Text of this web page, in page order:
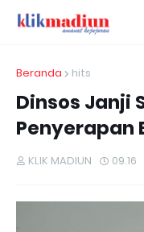
Beranda hits
Dinsos Janji
Penyerapan
KLIK MADIUN 09.16